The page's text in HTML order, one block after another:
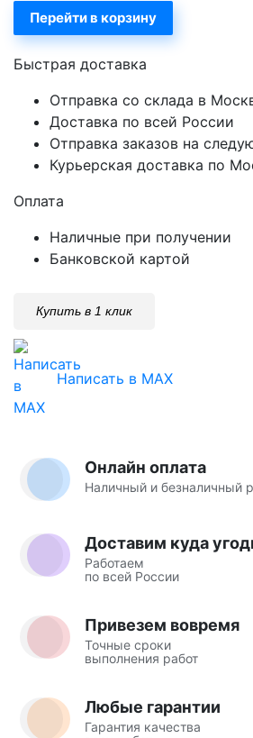
Перейти в корзину
Быстрая доставка
Отправка со склада в
Доставка по всей России
Отправка заказов на
Курьерская доставка по
Оплата
Наличные при получении
Банковской картой
Купить в 1 клик
Написать в MAX
Онлайн оплата
Наличный и безналичный
Доставим куда
Работаем
по всей России
Привезем вовремя
Точные сроки
выполнения работ
Любые гарантии
Гарантия качества